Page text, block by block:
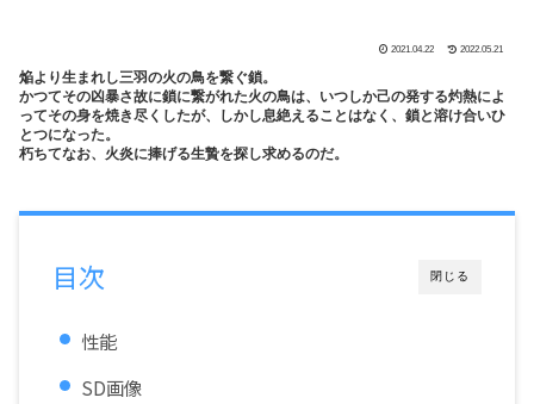
2021.04.22 2022.05.21
焔より生まれし三羽の火の鳥を繋ぐ鎖。
かつてその凶暴さ故に鎖に繋がれた火の鳥は、いつしか己の発する灼熱によ
ってその身を焼き尽くしたが、しかし息絶えることはなく、鎖と溶け合いひ
とつになった。
朽ちてなお、火炎に捧げる生贄を探し求めるのだ。
閉じる
目次
性能
SD画像